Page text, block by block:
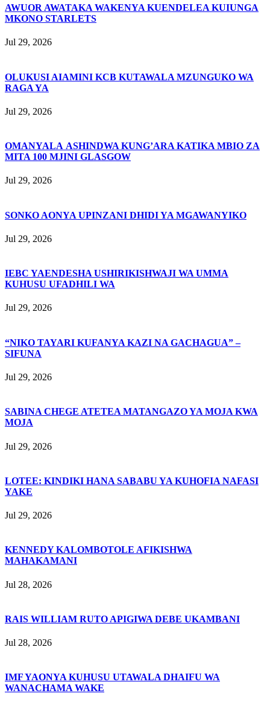
AWUOR AWATAKA WAKENYA KUENDELEA KUIUNGA
MKONO STARLETS
Jul 29, 2026
OLUKUSI AIAMINI KCB KUTAWALA MZUNGUKO WA
RAGA YA
Jul 29, 2026
OMANYALA ASHINDWA KUNG’ARA KATIKA MBIO ZA
MITA 100 MJINI GLASGOW
Jul 29, 2026
SONKO AONYA UPINZANI DHIDI YA MGAWANYIKO
Jul 29, 2026
IEBC YAENDESHA USHIRIKISHWAJI WA UMMA
KUHUSU UFADHILI WA
Jul 29, 2026
“NIKO TAYARI KUFANYA KAZI NA GACHAGUA” –
SIFUNA
Jul 29, 2026
SABINA CHEGE ATETEA MATANGAZO YA MOJA KWA
MOJA
Jul 29, 2026
LOTEE: KINDIKI HANA SABABU YA KUHOFIA NAFASI
YAKE
Jul 29, 2026
KENNEDY KALOMBOTOLE AFIKISHWA
MAHAKAMANI
Jul 28, 2026
RAIS WILLIAM RUTO APIGIWA DEBE UKAMBANI
Jul 28, 2026
IMF YAONYA KUHUSU UTAWALA DHAIFU WA
WANACHAMA WAKE